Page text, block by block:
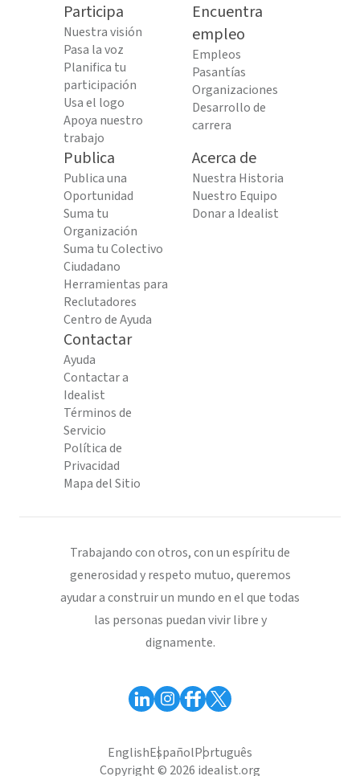
Participa
Nuestra visión
Pasa la voz
Planifica tu
participación
Usa el logo
Apoya nuestro
trabajo
Encuentra
empleo
Empleos
Pasantías
Organizaciones
Desarrollo de
carrera
Publica
Publica una
Oportunidad
Suma tu
Organización
Suma tu Colectivo
Ciudadano
Herramientas para
Reclutadores
Centro de Ayuda
Acerca de
Nuestra Historia
Nuestro Equipo
Donar a Idealist
Contactar
Ayuda
Contactar a
Idealist
Términos de
Servicio
Política de
Privacidad
Mapa del Sitio
Trabajando con otros, con un espíritu de
generosidad y respeto mutuo, queremos
ayudar a construir un mundo en el que todas
las personas puedan vivir libre y
dignamente.
EnglishEspañolPortuguês
Copyright © 2026 idealist.org